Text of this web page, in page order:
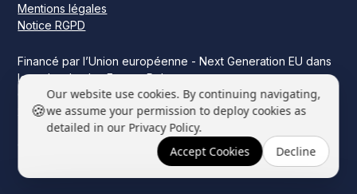
🍪
Our website use cookies. By continuing navigating,
we assume your permission to deploy cookies as
detailed in our Privacy Policy.
Accept Cookies
Decline
Financé par l’Union européenne - Next Generation EU dans
le cadre du plan France Relance.
Ce projet a été financé par l’État dans le cadre de France
2030.
© 2026 Datakeen. Tous droits réservés.
Mentions légales
Notice RGPD